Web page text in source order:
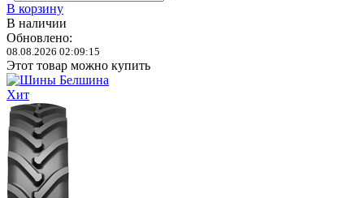
В корзину
В наличии
Обновлено:
08.08.2026 02:09:15
Этот товар можно купить
Хит